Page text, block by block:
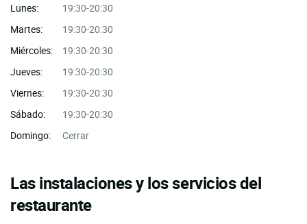
Lunes:
19:30-20:30
Martes:
19:30-20:30
Miércoles:
19:30-20:30
Jueves:
19:30-20:30
Viernes:
19:30-20:30
Sábado:
19:30-20:30
Domingo:
Cerrar
Las instalaciones y los servicios del
restaurante